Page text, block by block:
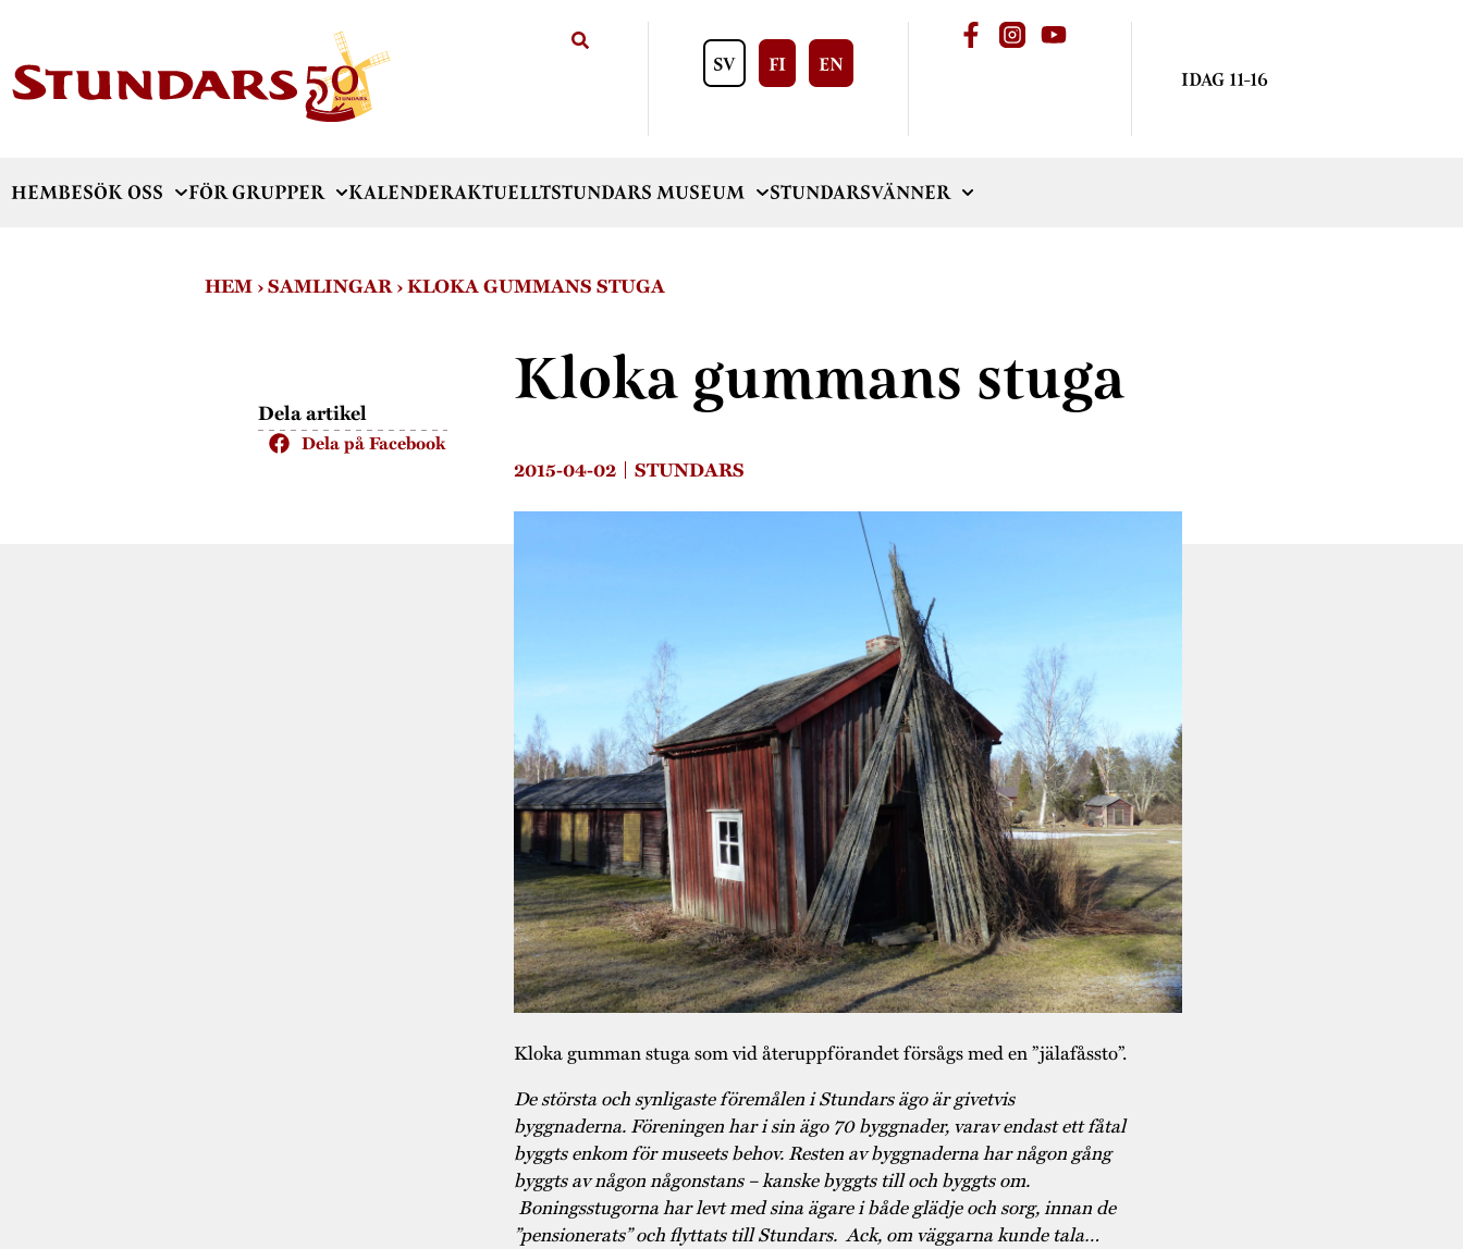
SV FI EN
IDAG 11-16
HEMBESÖK OSS FÖR GRUPPER KALENDERAKTUELLTSTUNDARS MUSEUM STUNDARSVÄNNER
HEM›SAMLINGAR›KLOKA GUMMANS STUGA
Dela artikel
Dela på Facebook
Kloka gummans stuga
2015-04-02 STUNDARS
Kloka gumman stuga som vid återuppförandet försågs med en ”jälafåssto”.
De största och synligaste föremålen i Stundars ägo är givetvis
byggnaderna. Föreningen har i sin ägo 70 byggnader, varav endast ett fåtal
byggts enkom för museets behov. Resten av byggnaderna har någon gång
byggts av någon någonstans – kanske byggts till och byggts om.
Boningsstugorna har levt med sina ägare i både glädje och sorg, innan de
”pensionerats” och flyttats till Stundars. Ack, om väggarna kunde tala…